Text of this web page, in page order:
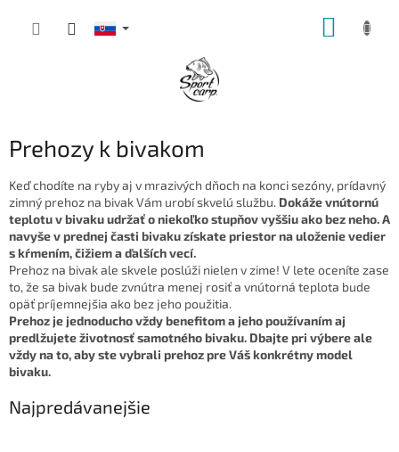
Prehozy k bivakom
Keď chodíte na ryby aj v mrazivých dňoch na konci sezóny, prídavný
zimný prehoz na bivak Vám urobí skvelú službu. Dokáže vnútornú
teplotu v bivaku udržať o niekoľko stupňov vyššiu ako bez neho. A
navyše v prednej časti bivaku získate priestor na uloženie vedier
s kŕmením, čižiem a ďalších vecí.
Prehoz na bivak ale skvele poslúži nielen v zime! V lete oceníte zase
to, že sa bivak bude zvnútra menej rosiť a vnútorná teplota bude
opäť príjemnejšia ako bez jeho použitia.
Prehoz je jednoducho vždy benefitom a jeho používaním aj
predlžujete životnosť samotného bivaku. Dbajte pri výbere ale
vždy na to, aby ste vybrali prehoz pre Váš konkrétny model
bivaku.
Najpredávanejšie